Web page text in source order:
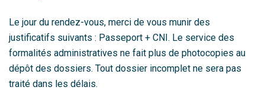
Le jour du rendez-vous, merci de vous munir des
justificatifs suivants : Passeport + CNI. Le service des
formalités administratives ne fait plus de photocopies au
dépôt des dossiers. Tout dossier incomplet ne sera pas
traité dans les délais.